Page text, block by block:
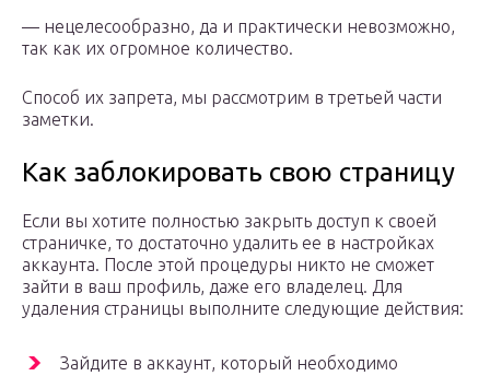
— нецелесообразно, да и практически невозможно,
так как их огромное количество.
Способ их запрета, мы рассмотрим в третьей части
заметки.
Как заблокировать свою страницу
Если вы хотите полностью закрыть доступ к своей
страничке, то достаточно удалить ее в настройках
аккаунта. После этой процедуры никто не сможет
зайти в ваш профиль, даже его владелец. Для
удаления страницы выполните следующие действия:
Зайдите в аккаунт, который необходимо